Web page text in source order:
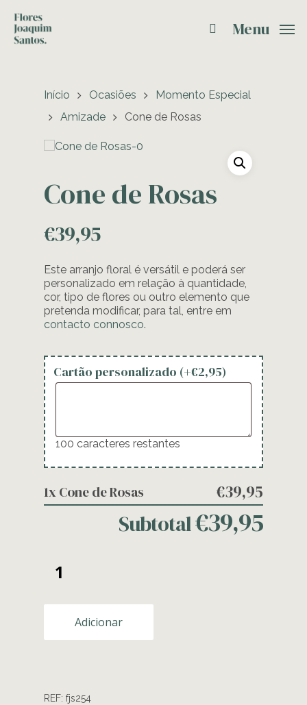
Menu
Início Ocasiões
Momento Especial
Amizade
Cone de Rosas
Cone de Rosas
€39,95
Este arranjo floral é versátil e poderá ser
personalizado em relação à quantidade,
cor, tipo de flores ou outro elemento que
pretenda modificar, para tal, entre em
contacto connosco.
Cartão personalizado (+€2,95)
100 caracteres restantes
1xCone de Rosas €39,95
Subtotal€39,95
Adicionar
REF: fjs254